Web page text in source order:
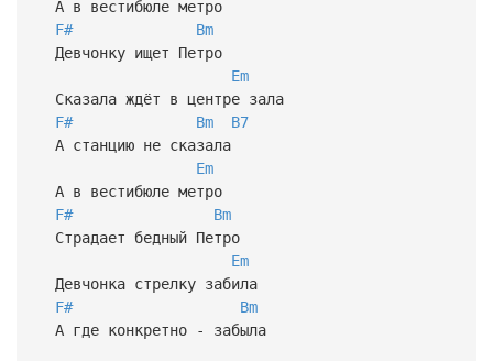
А в вестибюле метро
F#
Bm
Девчонку ищет Петро
Em
Сказала ждёт в центре зала
F#
Bm
B7
А станцию не сказала
Em
А в вестибюле метро
F#
Bm
Страдает бедный Петро
Em
Девчонка стрелку забила
F#
Bm
А где конкретно - забыла